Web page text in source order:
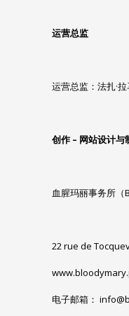
运营总监
运营总监：法扎·
创作 – 网站设计与
血腥玛丽事务所（
22 rue de
电子邮箱：